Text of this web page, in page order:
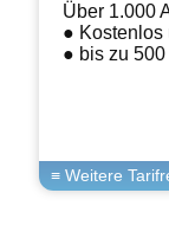
Über 1.000
● Kostenlos
● bis zu